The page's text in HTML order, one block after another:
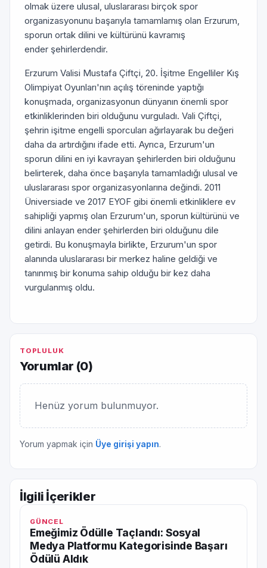
olmak üzere ulusal, uluslararası birçok spor
organizasyonunu başarıyla tamamlamış olan Erzurum,
sporun ortak dilini ve kültürünü kavramış
ender şehirlerdendir.
Erzurum Valisi Mustafa Çiftçi, 20. İşitme Engelliler Kış
Olimpiyat Oyunları'nın açılış töreninde yaptığı
konuşmada, organizasyonun dünyanın önemli spor
etkinliklerinden biri olduğunu vurguladı. Vali Çiftçi,
şehrin işitme engelli sporcuları ağırlayarak bu değeri
daha da artırdığını ifade etti. Ayrıca, Erzurum'un
sporun dilini en iyi kavrayan şehirlerden biri olduğunu
belirterek, daha önce başarıyla tamamladığı ulusal ve
uluslararası spor organizasyonlarına değindi. 2011
Üniversiade ve 2017 EYOF gibi önemli etkinliklere ev
sahipliği yapmış olan Erzurum'un, sporun kültürünü ve
dilini anlayan ender şehirlerden biri olduğunu dile
getirdi. Bu konuşmayla birlikte, Erzurum'un spor
alanında uluslararası bir merkez haline geldiği ve
tanınmış bir konuma sahip olduğu bir kez daha
vurgulanmış oldu.
TOPLULUK
Yorumlar (0)
Henüz yorum bulunmuyor.
Yorum yapmak için Üye girişi yapın.
İlgili İçerikler
GÜNCEL
Emeğimiz Ödülle Taçlandı: Sosyal
Medya Platformu Kategorisinde Başarı
Ödülü Aldık